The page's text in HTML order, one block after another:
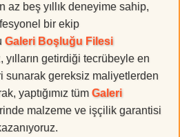
az beş yıllık deneyime sahip,
bir ekip
Galeri Boşluğu Filesi
yılların getirdiği tecrübeyle en
sunarak gereksiz maliyetlerden
yaptığımız tüm Galeri
malzeme ve işçilik garantisi